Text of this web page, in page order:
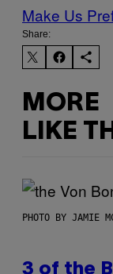
Make Us
Share:
MORE
LIKE
PHOTO BY JAMIE
3 of the